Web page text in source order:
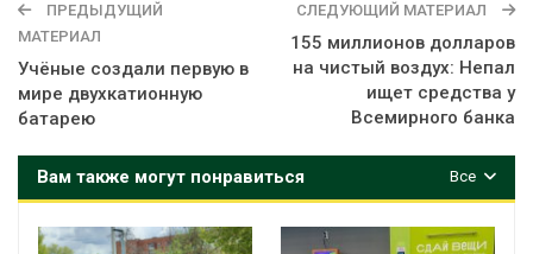
ПРЕДЫДУЩИЙ
МАТЕРИАЛ
Учёные создали первую в
мире двухкатионную
батарею
СЛЕДУЮЩИЙ МАТЕРИАЛ
155 миллионов долларов
на чистый воздух: Непал
ищет средства у
Всемирного банка
Все
Вам также могут понравиться